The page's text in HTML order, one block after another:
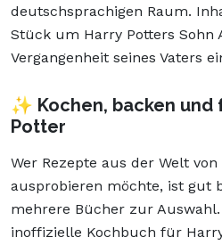
deutschsprachigen Raum.
Stück um Harry Potters Sohn
Vergangenheit seines Vaters
✨ Kochen, backen und
Potter
Wer Rezepte aus der Welt
ausprobieren möchte, ist gut
mehrere Bücher zur
inoffizielle Kochbuch für